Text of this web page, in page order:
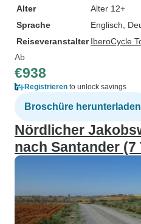
Alter
Alter 12+
Sprache
Englisch,
Reiseveranstalter IberoCycle
Ab
€938
Registrieren to unlock savings
Broschüre herunterladen
Nördlicher
nach Santander (7